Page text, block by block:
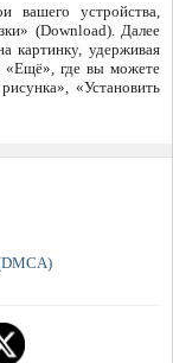
вашего устройства,
(Download). Далее
картинку, удерживая
«Ещё», где вы можете
«Установить